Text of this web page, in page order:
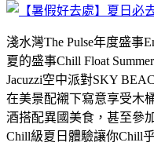
淺水灣The Pulse年度盛事
夏的盛事Chill Float
Jacuzzi空中派對SKY
在美景配襯下寫意享受木
酒搭配異國美食，甚至參
Chill級夏日體驗讓你Chill